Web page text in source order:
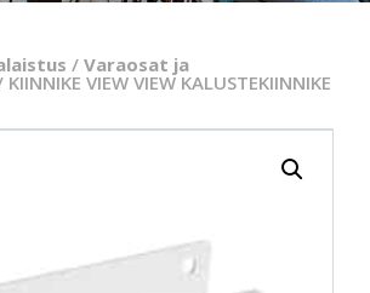
/ Varaosat ja
KIINNIKE VIEW VIEW KALUSTEKIINNIKE